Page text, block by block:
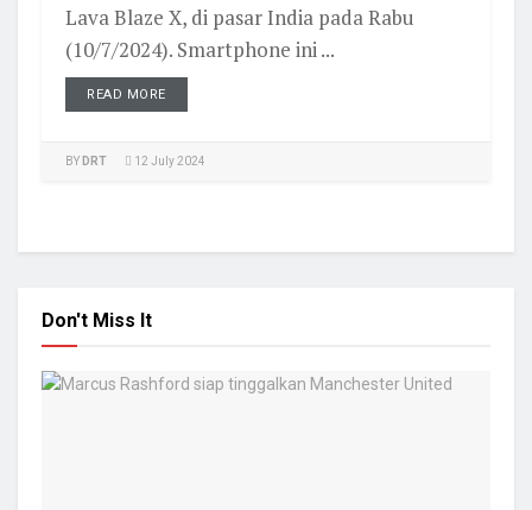
Lava Blaze X, di pasar India pada Rabu
(10/7/2024). Smartphone ini ...
READ MORE
BY DRT 12 July 2024
Don't Miss It